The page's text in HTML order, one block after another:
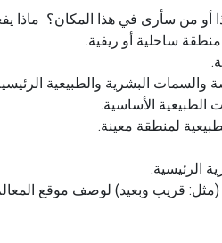
أو من سأرى في هذا المكان؟ ماذا
منطقة ساحلية أو ريفية.
البشرية والطبيعية
الطبيعية الأساسية.
لمنطقة معينة.
الرئيسية.
(مثل: قريب وبعيد) لوصف موقع